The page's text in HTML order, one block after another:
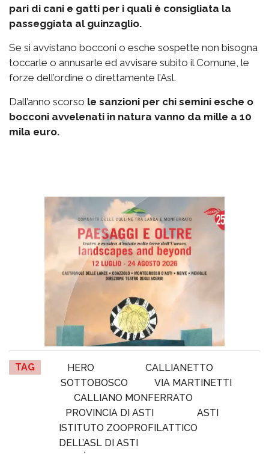
pari di cani e gatti per i quali è consigliata la
passeggiata al guinzaglio.
Se si avvistano bocconi o esche sospette non bisogna
toccarle o annusarle ed avvisare subito il Comune, le
forze dell’ordine o direttamente l’Asl.
Dall’anno scorso le sanzioni per chi semini esche o
bocconi avvelenati in natura vanno da mille a 10
mila euro.
TAG HERO
CALLIANETTO
SOTTOBOSCO
VIA MARTINETTI
CALLIANO MONFERRATO
PROVINCIA DI ASTI
ASTI
ISTITUTO ZOOPROFILATTICO
DELL’ASL DI ASTI